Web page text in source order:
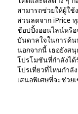
สามารถช่วยให้ผู้ใช้
ส่วนลดจาก iPrice
ช้อปปิ้งออนไลน์หรือ
บันดาลใจในการค้น
นอกจากนี้ เธอยังส
โปรโมชันที่กำลังไ
โปรเที่ยวที่ไหนกำลั
เสนอพิเศษที่จะช่วย